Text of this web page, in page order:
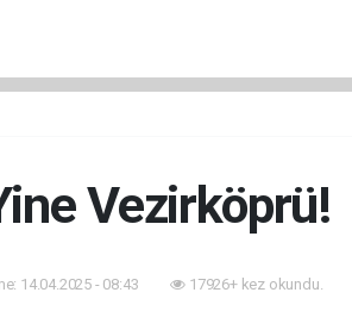
Vezirköprü!
14.04.2025 - 08:43 17926+ kez okundu.